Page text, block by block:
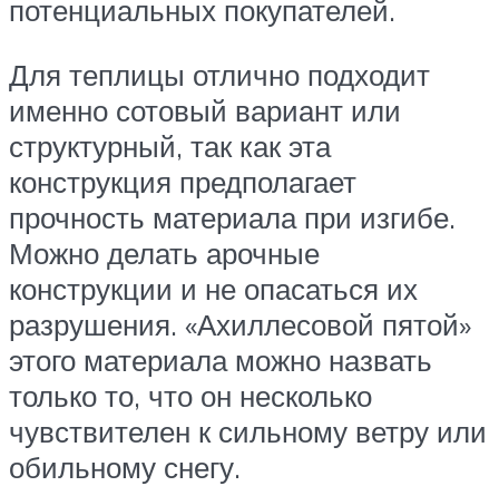
потенциальных покупателей.
Для теплицы отлично подходит
именно сотовый вариант или
структурный, так как эта
конструкция предполагает
прочность материала при изгибе.
Можно делать арочные
конструкции и не опасаться их
разрушения. «Ахиллесовой пятой»
этого материала можно назвать
только то, что он несколько
чувствителен к сильному ветру или
обильному снегу.